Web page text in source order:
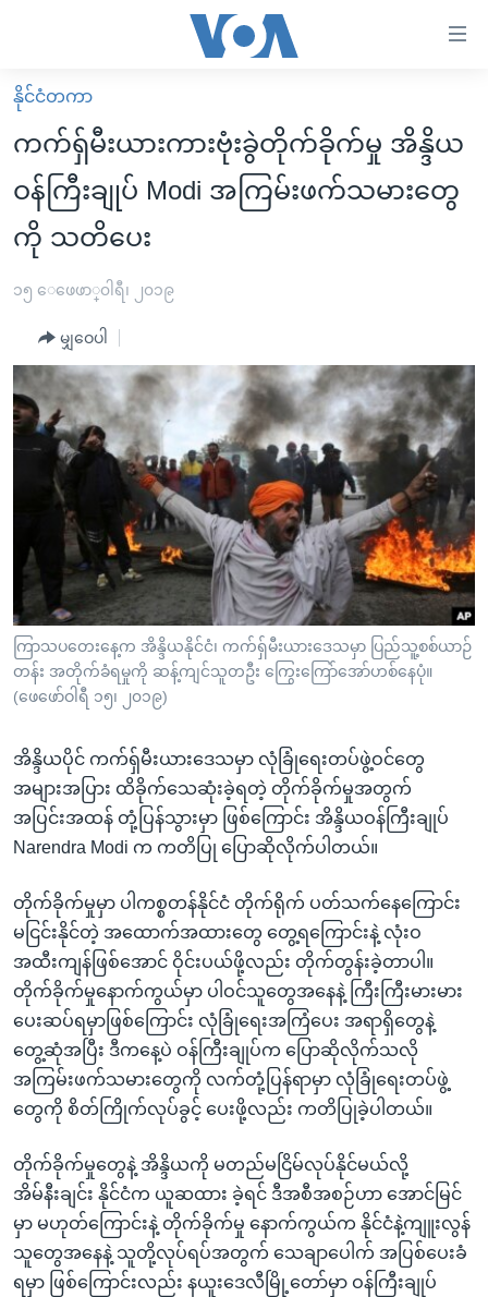
လွယ်ကူ
စေ
သည့်
Link
များ
ပင်မ
ကျော်
ကြည့်
ရန်
စာမျက်နှာ
ကျော်
ကြည့်
ရန်
ရှာဖွေ
နေရာ
သို့
ကျော်
ရန်
မူလစာမျက်နှာ
မြန်မာ
ကမ္ဘာ့သတင်းများ
နိုင်ငံတကာ
အစ္စရေး-ပါလက်စတိုင်း
ဗွီဒီယို
အင်္ဂလိပ်စာလေ့လာမယ်
အမေရိကန်သုံးအီဒီယံ
မကြေးမုံရဲ့ အင်္ဂလိပ်စာ
ရုပ်ရှင်ထဲက အင်္ဂလိပ်စာ
သုတပဒေသာ အင်္ဂလိပ်စာ
အပတ်စဉ်ကဏ္ဍများ
ရေဒီယို
တီဗွီ
ရေဒီယိုနှင့်ရုပ်သံ အချက်အလက်များ
ရေဒီယို/တီဗွီအစီအစဉ်
Learning English
ဗွီအိုအေ လူမှုကွန်ယက်များ
ဘာသာစကားများ
နိုင်ငံတကာ
ကက်ရှ်မီးယားကားဗုံးခွဲတိုက်ခိုက်မှု အိန္ဒိယ
ဝန်ကြီးချုပ် Modi အကြမ်းဖက်သမားတွေ
ကို သတိပေး
၁၅ ေဖေဖာ္၀ါရီ၊ ၂၀၁၉
မျှဝေပါ
ကြာသပတေးနေ့က အိန္ဒိယနိုင်ငံ၊ ကက်ရှ်မီးယားဒေသမှာ ပြည်သူ့စစ်ယာဉ်
တန်း အတိုက်ခံရမှုကို ဆန့်ကျင်သူတဦး ကြွေးကြော်အော်ဟစ်နေပုံ။
(ဖေဖော်ဝါရီ ၁၅၊ ၂၀၁၉)
အိန္ဒိယပိုင် ကက်ရှ်မီးယားဒေသမှာ လုံခြုံရေးတပ်ဖွဲ့ဝင်တွေ
အများအပြား ထိခိုက်သေဆုံးခဲ့ရတဲ့ တိုက်ခိုက်မှုအတွက်
အပြင်းအထန် တုံ့ပြန်သွားမှာ ဖြစ်ကြောင်း အိန္ဒိယဝန်ကြီးချုပ်
Narendra Modi က ကတိပြု ပြောဆိုလိုက်ပါတယ်။
တိုက်ခိုက်မှုမှာ ပါကစ္စတန်နိုင်ငံ တိုက်ရိုက် ပတ်သက်နေကြောင်း
မငြင်းနိုင်တဲ့ အထောက်အထားတွေ တွေ့ရကြောင်းနဲ့ လုံးဝ
အထီးကျန်ဖြစ်အောင် ဝိုင်းပယ်ဖို့လည်း တိုက်တွန်းခဲ့တာပါ။
တိုက်ခိုက်မှုနောက်ကွယ်မှာ ပါဝင်သူတွေအနေနဲ့ ကြီးကြီးမားမား
ပေးဆပ်ရမှာဖြစ်ကြောင်း လုံခြုံရေးအကြံပေး အရာရှိတွေနဲ့
တွေ့ဆုံအပြီး ဒီကနေ့ပဲ ဝန်ကြီးချုပ်က ပြောဆိုလိုက်သလို
အကြမ်းဖက်သမားတွေကို လက်တုံ့ပြန်ရာမှာ လုံခြုံရေးတပ်ဖွဲ့
တွေကို စိတ်ကြိုက်လုပ်ခွင့် ပေးဖို့လည်း ကတိပြုခဲ့ပါတယ်။
တိုက်ခိုက်မှုတွေနဲ့ အိန္ဒိယကို မတည်မငြိမ်လုပ်နိုင်မယ်လို့
အိမ်နီးချင်း နိုင်ငံက ယူဆထား ခဲ့ရင် ဒီအစီအစဉ်ဟာ အောင်မြင်
မှာ မဟုတ်ကြောင်းနဲ့ တိုက်ခိုက်မှု နောက်ကွယ်က နိုင်ငံနဲ့ကျူးလွန်
သူတွေအနေနဲ့ သူတို့လုပ်ရပ်အတွက် သေချာပေါက် အပြစ်ပေးခံ
ရမှာ ဖြစ်ကြောင်းလည်း နယူးဒေလီမြို့တော်မှာ ဝန်ကြီးချုပ်